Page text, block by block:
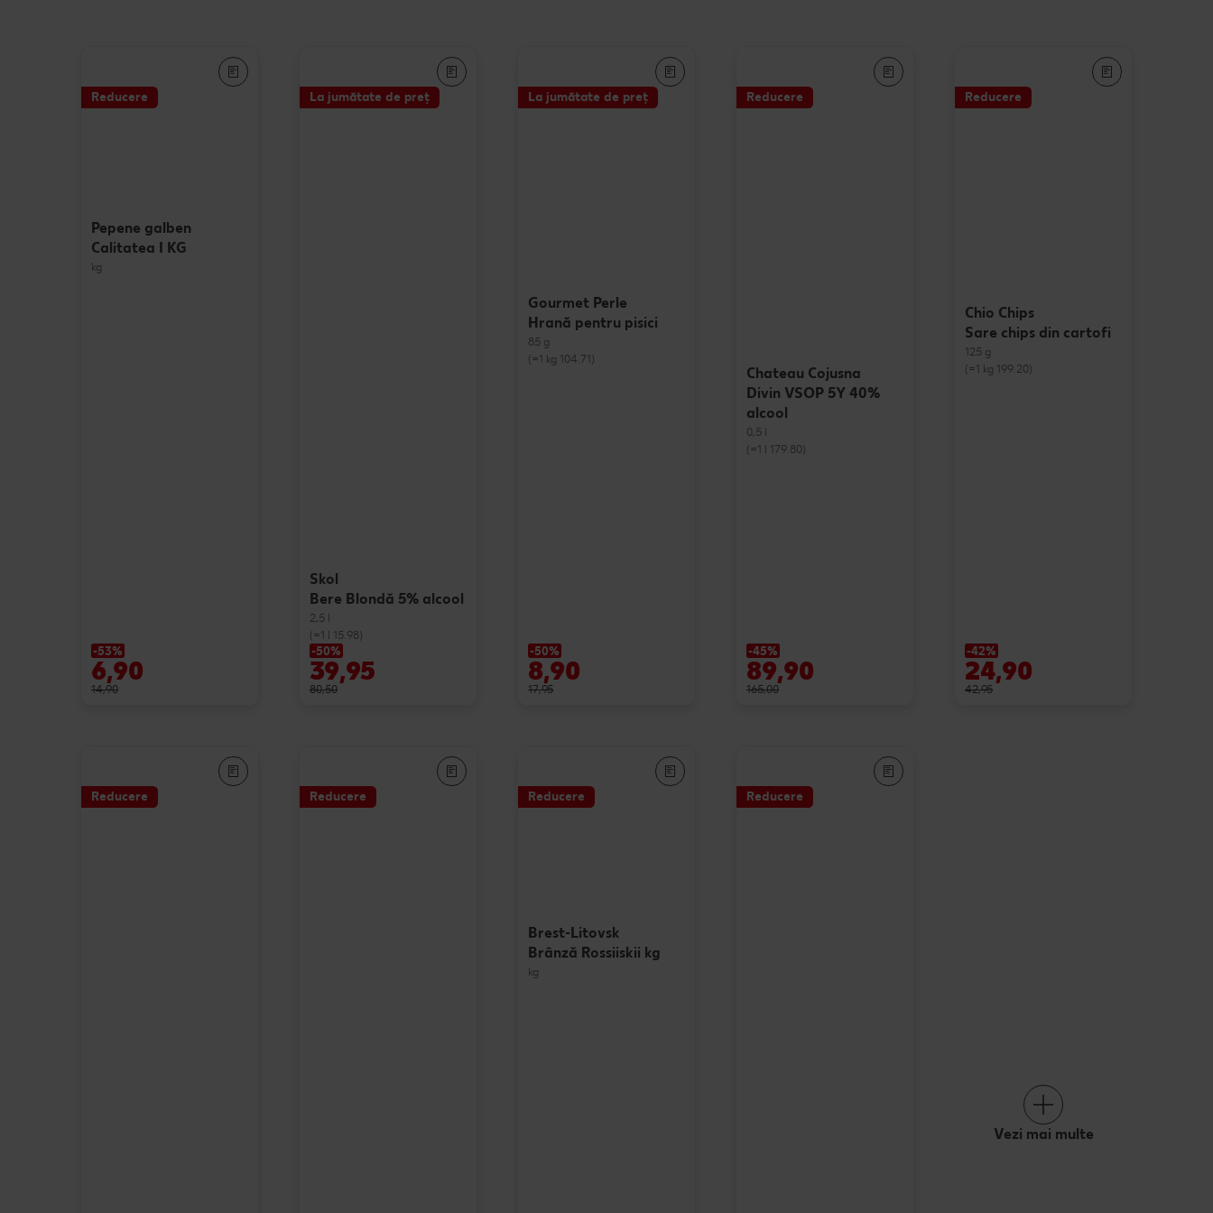
Reducere
Pepene galben
Calitatea I KG
kg
-53%
6,90
14,90
La jumătate de preț
Skol
Bere Blondă 5% alcool
2,5 l
(=1 l 15.98)
-50%
39,95
80,50
La jumătate de preț
Gourmet Perle
Hrană pentru pisici
85 g
(=1 kg 104.71)
-50%
8,90
17,95
Reducere
Chateau Cojusna
Divin VSOP 5Y 40%
alcool
0,5 l
(=1 l 179.80)
-45%
89,90
165,00
Reducere
Chio Chips
Sare chips din cartofi
125 g
(=1 kg 199.20)
-42%
24,90
42,95
Reducere Reducere Reducere
Brest-Litovsk
Brânză Rossiiskii kg
kg
Reducere
Vezi mai multe